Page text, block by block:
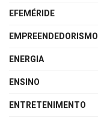
EFEMÉRIDE
EMPREENDEDORISMO
ENERGIA
ENSINO
ENTRETENIMENTO